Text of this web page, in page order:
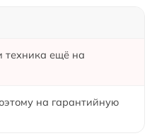
техника ещё на
на гарантийную